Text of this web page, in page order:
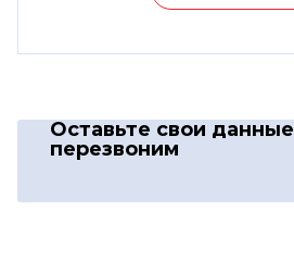
Оставьте свои данные
перезвоним